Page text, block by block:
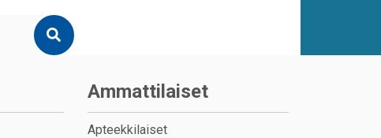
Ammattilaiset
Apteekkilaiset